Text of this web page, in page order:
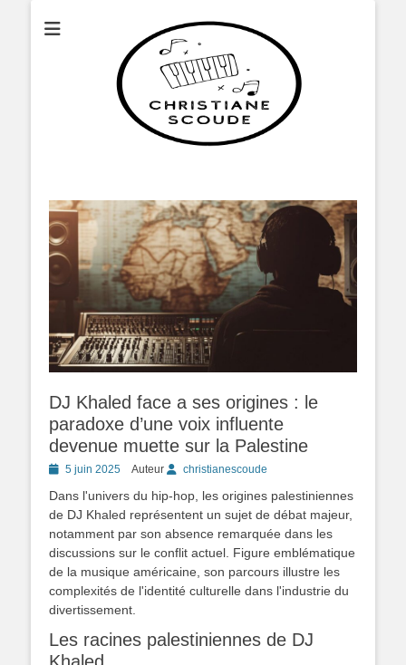
Christianescoude
DJ Khaled face a ses origines : le
paradoxe d’une voix influente
devenue muette sur la Palestine
Posted5 juin 2025 Auteur christianescoude
Dans l'univers du hip-hop, les origines palestiniennes
de DJ Khaled représentent un sujet de débat majeur,
notamment par son absence remarquée dans les
discussions sur le conflit actuel. Figure emblématique
de la musique américaine, son parcours illustre les
complexités de l'identité culturelle dans l'industrie du
divertissement.
Les racines palestiniennes de DJ